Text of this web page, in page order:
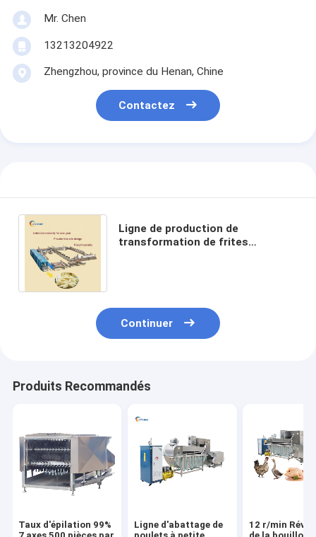
Mr. Chen
13213204922
Zhengzhou, province du Henan, Chine
Contactez
Ligne de production de
transformation de frites
Continuer
Produits Recommandés
Taux d'épilation 99%
Ligne d'abattage de
12 r/min